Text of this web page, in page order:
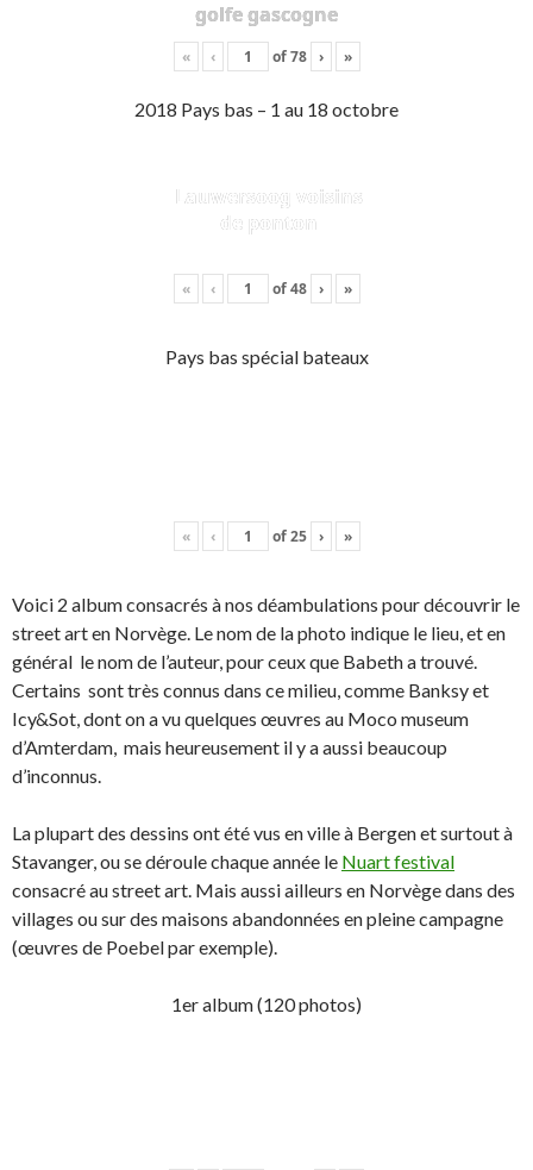
golfe gascogne
« ‹ of78 › »
2018 Pays bas – 1 au 18 octobre
Lauwersoog voisins
de ponton
« ‹ of48 › »
Pays bas spécial bateaux
« ‹ of25 › »
Voici 2 album consacrés à nos déambulations pour découvrir le
street art en Norvège. Le nom de la photo indique le lieu, et en
général le nom de l’auteur, pour ceux que Babeth a trouvé.
Certains sont très connus dans ce milieu, comme Banksy et
Icy&Sot, dont on a vu quelques œuvres au Moco museum
d’Amterdam, mais heureusement il y a aussi beaucoup
d’inconnus.
La plupart des dessins ont été vus en ville à Bergen et surtout à
Stavanger, ou se déroule chaque année le Nuart festival
consacré au street art. Mais aussi ailleurs en Norvège dans des
villages ou sur des maisons abandonnées en pleine campagne
(œuvres de Poebel par exemple).
1er album (120 photos)